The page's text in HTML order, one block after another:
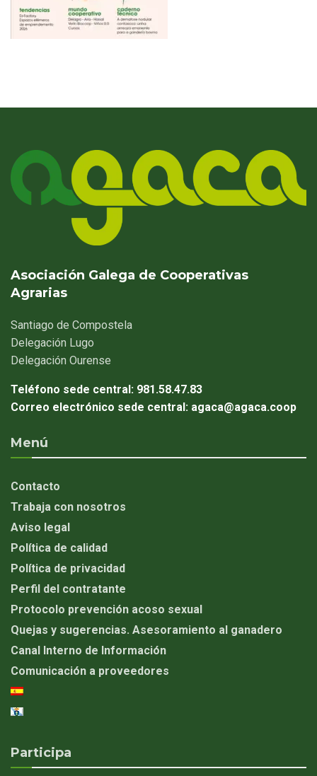
Asociación Galega de Cooperativas
Agrarias
Santiago de Compostela
Delegación Lugo
Delegación Ourense
Teléfono sede central: 981.58.47.83
Correo electrónico sede central: agaca@agaca.coop
Menú
Contacto
Trabaja con nosotros
Aviso legal
Política de calidad
Política de privacidad
Perfil del contratante
Protocolo prevención acoso sexual
Quejas y sugerencias. Asesoramiento al ganadero
Canal Interno de Información
Comunicación a proveedores
Participa